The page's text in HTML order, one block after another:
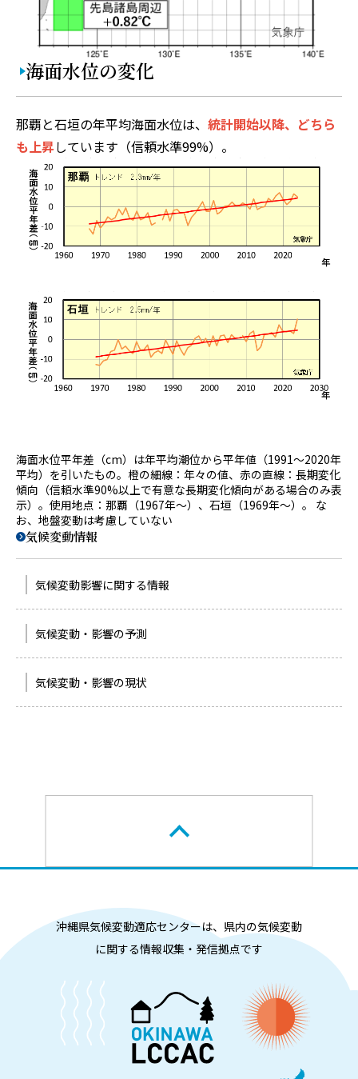
海面水位の変化
那覇と石垣の年平均海面水位は、 統計開始以降、どちら
も上昇しています（信頼水準99%）。
海面水位平年差（cm）は年平均潮位から平年値（1991～2020年
平均）を引いたもの。橙の細線：年々の値、赤の直線：長期変化
傾向（信頼水準90%以上で有意な長期変化傾向がある場合のみ表
示）。使用地点：那覇（1967年～）、石垣（1969年～）。 な
お、地盤変動は考慮していない
気候変動情報
気候変動影響に関する情報
気候変動・影響の予測
気候変動・影響の現状
沖縄県気候変動適応センターは、県内の気候変動
に関する情報収集・発信拠点です